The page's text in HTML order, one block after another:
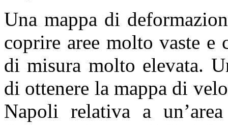
Una mappa di
coprire aree molto vaste e
di misura molto elevata.
di ottenere la mappa di
Napoli relativa a